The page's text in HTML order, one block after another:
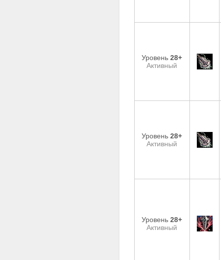
Уровень28+
Активный
Уровень28+
Активный
Уровень28+
Активный